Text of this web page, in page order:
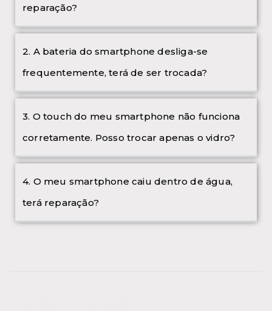
reparação?
2. A bateria do smartphone desliga-se
frequentemente, terá de ser trocada?
3. O touch do meu smartphone não funciona
corretamente. Posso trocar apenas o vidro?
4. O meu smartphone caiu dentro de água,
terá reparação?